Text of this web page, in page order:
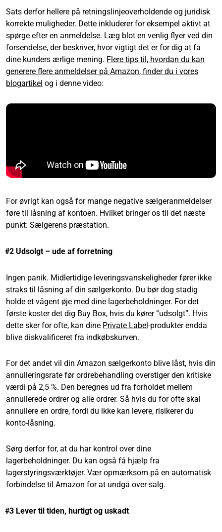
Sats derfor hellere på retningslinjeoverholdende og juridisk
korrekte muligheder. Dette inkluderer for eksempel aktivt at
spørge efter en anmeldelse. Læg blot en venlig flyer ved din
forsendelse, der beskriver, hvor vigtigt det er for dig at få
dine kunders ærlige mening. Flere tips til, hvordan du kan
generere flere anmeldelser på Amazon, finder du i vores
blogartikel og i denne video:
For øvrigt kan også for mange negative sælgeranmeldelser
føre til låsning af kontoen. Hvilket bringer os til det næste
punkt: Sælgerens præstation.
#2 Udsolgt – ude af forretning
Ingen panik. Midlertidige leveringsvanskeligheder fører ikke
straks til låsning af din sælgerkonto. Du bør dog stadig
holde et vågent øje med dine lagerbeholdninger. For det
første koster det dig Buy Box, hvis du kører “udsolgt”. Hvis
dette sker for ofte, kan dine Private Label-produkter endda
blive diskvalificeret fra indkøbskurven.
For det andet vil din Amazon sælgerkonto blive låst, hvis din
annulleringsrate før ordrebehandling overstiger den kritiske
værdi på 2,5 %. Den beregnes ud fra forholdet mellem
annullerede ordrer og alle ordrer. Så hvis du for ofte skal
annullere en ordre, fordi du ikke kan levere, risikerer du
konto-låsning.
Sørg derfor for, at du har kontrol over dine
lagerbeholdninger. Du kan også få hjælp fra
lagerstyringsværktøjer. Vær opmærksom på en automatisk
forbindelse til Amazon for at undgå over-salg.
#3 Lever til tiden, hurtigt og uskadt